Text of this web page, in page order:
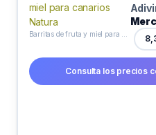
Consulta los precios